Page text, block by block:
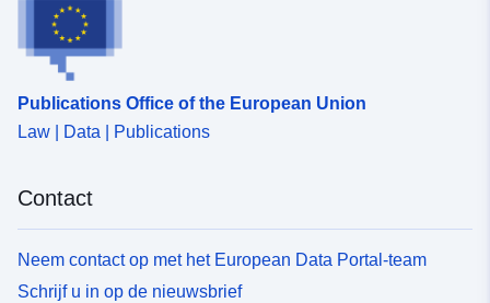
Publications Office of the European Union
Law | Data | Publications
Contact
Neem contact op met het European Data Portal-team
Schrijf u in op de nieuwsbrief